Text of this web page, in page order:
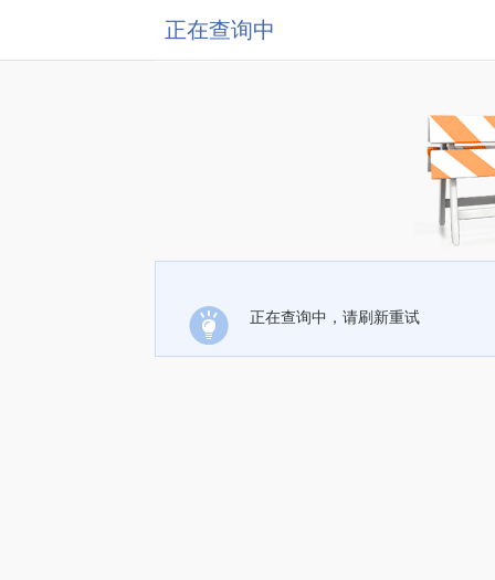
正在查询中
正在查询中，请刷新重试